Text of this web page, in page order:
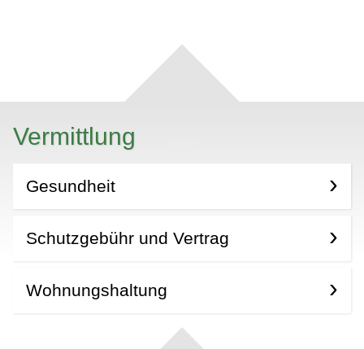
Vermittlung
Gesundheit
Schutzgebühr und Vertrag
Wohnungshaltung